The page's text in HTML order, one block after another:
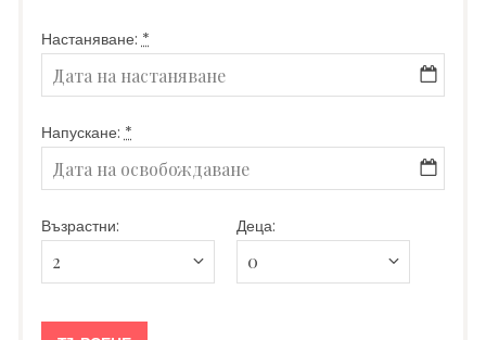
Настаняване:*
Напускане:*
Възрастни: Деца: